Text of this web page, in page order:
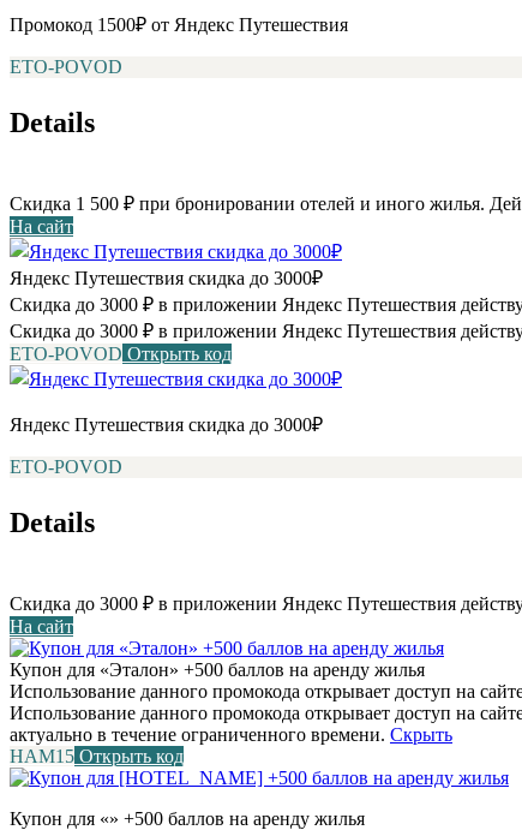
Промокод 1500₽ от Яндекс Путешествия
ETO-POVOD
Details
Скидка 1 500 ₽ при бронировании отелей и иного жилья.
На сайт
Яндекс Путешествия скидка до 3000₽
Скидка до 3000 ₽ в приложении Яндекс Путешествия
Скидка до 3000 ₽ в приложении Яндекс Путешествия
ETO-POVOD Открыть код
Яндекс Путешествия скидка до 3000₽
ETO-POVOD
Details
Скидка до 3000 ₽ в приложении Яндекс Путешествия
На сайт
Купон для «Эталон» +500 баллов на аренду жилья
Использование данного промокода открывает доступ на
Использование данного промокода открывает доступ на
актуально в течение ограниченного времени. Скрыть
НАМ15 Открыть код
Купон для «» +500 баллов на аренду жилья